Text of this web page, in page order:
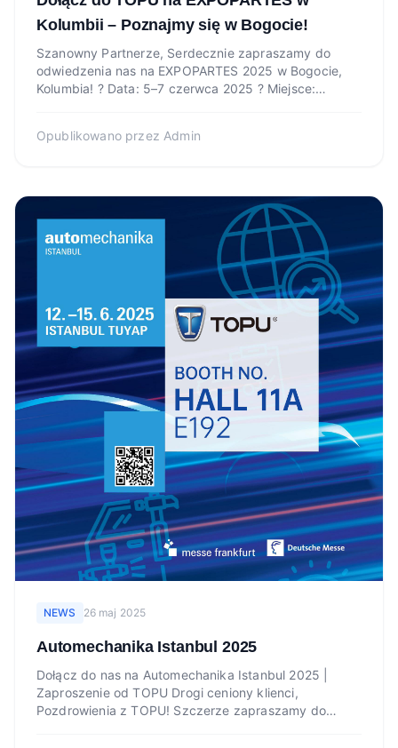
Kolumbii – Poznajmy się w Bogocie!
Szanowny Partnerze, Serdecznie zapraszamy do
odwiedzenia nas na EXPOPARTES 2025 w Bogocie,
Kolumbia! ? Data: 5–7 czerwca 2025 ? Miejsce:
Opublikowano przez Admin
NEWS 26 maj 2025
Automechanika Istanbul 2025
Dołącz do nas na Automechanika Istanbul 2025 |
Zaproszenie od TOPU Drogi ceniony klienci,
Pozdrowienia z TOPU! Szczerze zapraszamy do